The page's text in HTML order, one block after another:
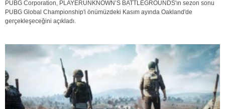
PUBG Corporation, PLAYERUNKNOWN’S BATTLEGROUNDS'ın sezon sonu
PUBG Global Championship'i önümüzdeki Kasım ayında Oakland'de
gerçekleşeceğini açıkladı.